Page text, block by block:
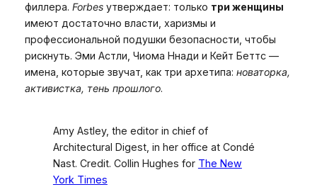
филлера. Forbesутверждает: только три женщины
имеют достаточно власти, харизмы и
профессиональной подушки безопасности, чтобы
рискнуть. Эми Астли, Чиома Ннади и Кейт Беттс —
имена, которые звучат, как три архетипа: новаторка,
активистка, тень прошлого.
Amy Astley, the editor in chief of
Architectural Digest, in her office at Condé
Nast. Credit. Collin Hughes for The New
York Times